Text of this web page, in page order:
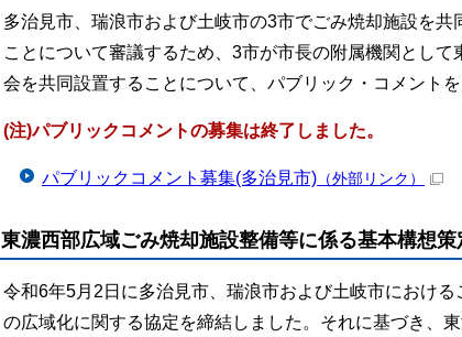
多治見市、瑞浪市および土岐市の3市でごみ焼却施設を
ことについて審議するため、3市が市長の附属機関とし
会を共同設置することについて、パブリック・コメント
(注)パブリックコメントの募集は終了しました。
パブリックコメント募集(多治見市) （外部リンク）
東濃西部広域ごみ焼却施設整備等に係る基本構想策
令和6年5月2日に多治見市、瑞浪市および土岐市におけ
の広域化に関する協定を締結しました。それに基づき、